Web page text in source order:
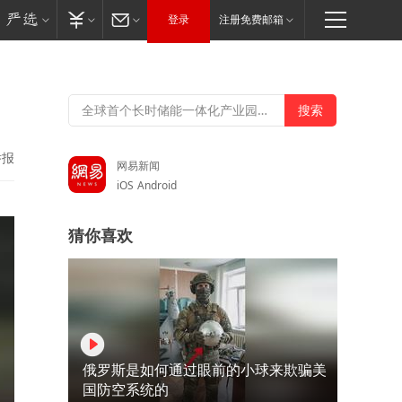
登录 注册免费邮箱
网易新闻
iOS Android
猜你喜欢
俄罗斯是如何通过眼前的小球来欺骗美
国防空系统的